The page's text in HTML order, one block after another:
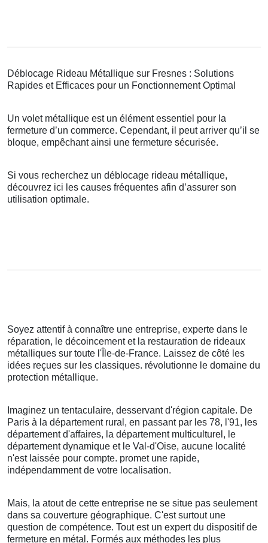
Déblocage Rideau Métallique sur Fresnes : Solutions
Rapides et Efficaces pour un Fonctionnement Optimal
Un volet métallique est un élément essentiel pour la
fermeture d’un commerce. Cependant, il peut arriver qu’il se
bloque, empêchant ainsi une fermeture sécurisée.
Si vous recherchez un déblocage rideau métallique,
découvrez ici les causes fréquentes afin d’assurer son
utilisation optimale.
Soyez attentif à connaître une entreprise, experte dans le
réparation, le décoincement et la restauration de rideaux
métalliques sur toute l'Île-de-France. Laissez de côté les
idées reçues sur les classiques. révolutionne le domaine du
protection métallique.
Imaginez un tentaculaire, desservant d'région capitale. De
Paris à la département rural, en passant par les 78, l'91, les
département d'affaires, la département multiculturel, le
département dynamique et le Val-d'Oise, aucune localité
n'est laissée pour compte. promet une rapide,
indépendamment de votre localisation.
Mais, la atout de cette entreprise ne se situe pas seulement
dans sa couverture géographique. C'est surtout une
question de compétence. Tout est un expert du dispositif de
fermeture en métal. Formés aux méthodes les plus